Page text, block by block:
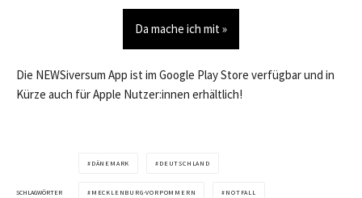
Da mache ich mit »
Die NEWSiversum App ist im Google Play Store verfügbar und in
Kürze auch für Apple Nutzer:innen erhältlich!
SCHLAGWÖRTER
DÄNEMARK DEUTSCHLAND
MECKLENBURG-VORPOMMERN NOTFALL